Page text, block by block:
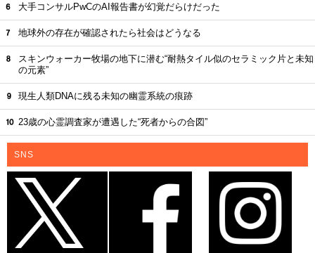
大手コンサルPwCのAI報告書が幻覚だらけだった
地球外の存在が確認されたら社会はどうなる
スキンウォーカー牧場の地下に潜む“耐熱タイル似のセラミック片と未知
の元素”
現生人類DNAに残る未知の幽霊系統の痕跡
23歳の心霊調査家が遭遇した“死者からの合図”
SNS